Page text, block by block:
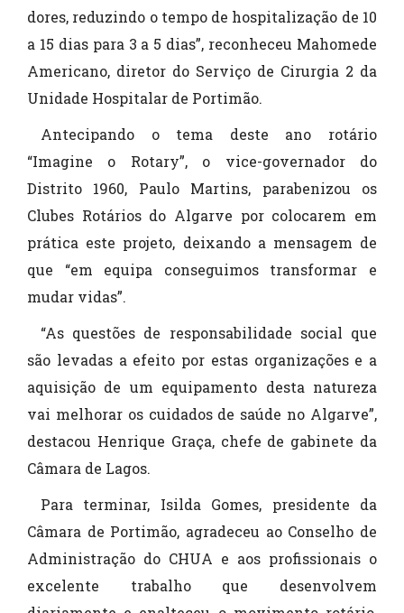
dores, reduzindo o tempo de hospitalização de 10
a 15 dias para 3 a 5 dias”, reconheceu Mahomede
Americano, diretor do Serviço de Cirurgia 2 da
Unidade Hospitalar de Portimão.
Antecipando o tema deste ano rotário
“Imagine o Rotary”, o vice-governador do
Distrito 1960, Paulo Martins, parabenizou os
Clubes Rotários do Algarve por colocarem em
prática este projeto, deixando a mensagem de
que “em equipa conseguimos transformar e
mudar vidas”.
“As questões de responsabilidade social que
são levadas a efeito por estas organizações e a
aquisição de um equipamento desta natureza
vai melhorar os cuidados de saúde no Algarve”,
destacou Henrique Graça, chefe de gabinete da
Câmara de Lagos.
Para terminar, Isilda Gomes, presidente da
Câmara de Portimão, agradeceu ao Conselho de
Administração do CHUA e aos profissionais o
excelente trabalho que desenvolvem